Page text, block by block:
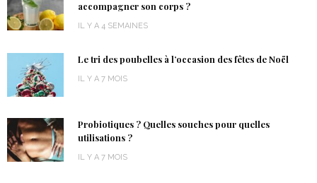
accompagner son corps ?
IL Y A 4 SEMAINES
Le tri des poubelles à l’occasion des fêtes de Noël
IL Y A 7 MOIS
Probiotiques ? Quelles souches pour quelles
utilisations ?
IL Y A 7 MOIS